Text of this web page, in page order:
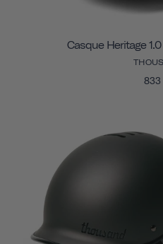
Casque Heritage